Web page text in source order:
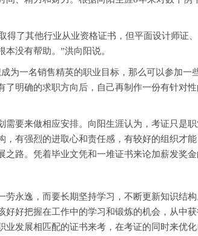
了其他行业从业资格证书，但平面设计师证
没有帮助。”洪向阳说。
一名销售精英的职业目标，那么可以参加一
了明确的求职方向后，自己再制作一份有针对
来做相应安排。向阳生涯认为，考证只是
，有强烈的进取心和责任感，有较好的组织才
之路。凭着毕业文凭和一堆证书来论加薪发奖
逸，而要长期坚持学习，不断更新知识结构
好把握在工作中的学习和锻炼的机会，从中
发展相匹配的证书来考，在考证的同时来优